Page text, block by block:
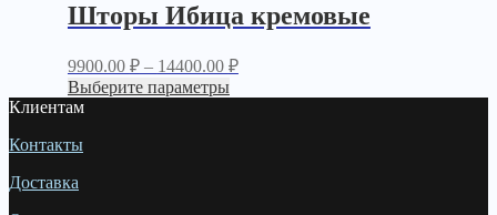
Шторы Ибица кремовые
9900.00 ₽– 14400.00 ₽
Выберите параметры
Клиентам
Контакты
Доставка